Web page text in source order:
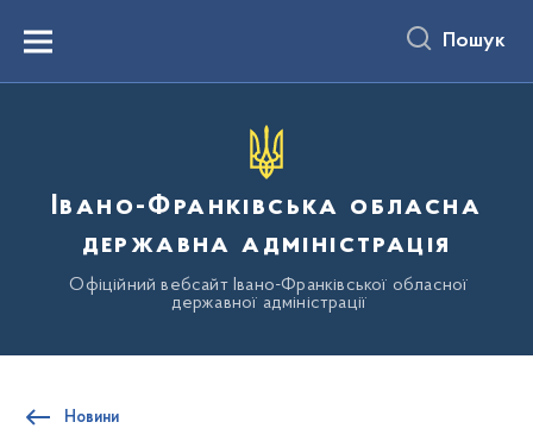
вмістуMenu Пошук
Івано-Франківська обласна
державна адміністрація
Офіційний вебсайт Івано-Франківської обласної
державної адміністрації
Новини